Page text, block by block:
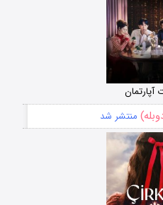
آپارتمان
منتشر شد